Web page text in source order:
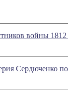
войны 1812
Сердюченко